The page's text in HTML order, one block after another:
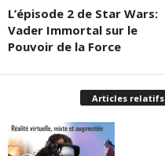
L’épisode 2 de Star Wars:
Vader Immortal sur le
Pouvoir de la Force
Articles relatifs